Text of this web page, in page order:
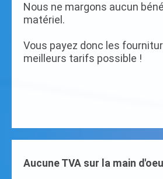
Nous ne margons aucun
matériel.
Vous payez donc les
meilleurs tarifs possible !
Aucune TVA sur la main